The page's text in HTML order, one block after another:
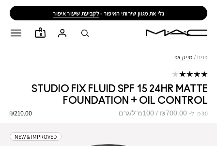
גלי את מגוון שירותי האיפור -לקביעת שיעור איפור
0
פנים / מייק אפ
STUDIO FIX FLUID SPF 15 24HR MATTE
FOUNDATION + OIL CONTROL
₪210.00 30 מ"ל ₪700.00 / 100מ"ל/גרם
NEW & IMPROVED